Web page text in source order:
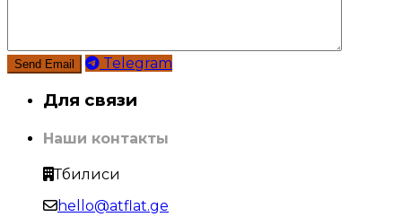
Telegram
Для связи
Наши контакты
Тбилиси
hello@atflat.ge